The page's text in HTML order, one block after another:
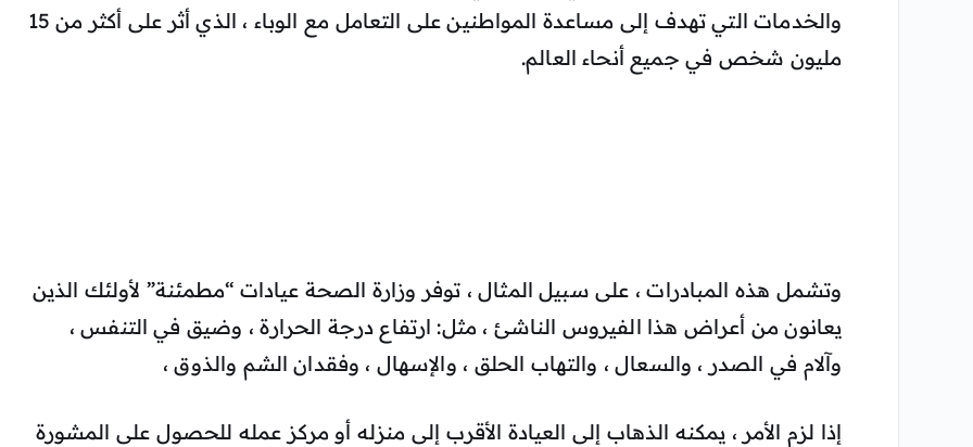
والخدمات التي تهدف إلى مساعدة المواطنين على التعامل مع الوباء ، الذي أثر على أكثر من 15
مليون شخص في جميع أنحاء العالم.
وتشمل هذه المبادرات ، على سبيل المثال ، توفر وزارة الصحة عيادات “مطمئنة” لأولئك الذين
يعانون من أعراض هذا الفيروس الناشئ ، مثل: ارتفاع درجة الحرارة ، وضيق في التنفس ،
وآلام في الصدر ، والسعال ، والتهاب الحلق ، والإسهال ، وفقدان الشم والذوق ،
إذا لزم الأمر ، يمكنه الذهاب إلى العيادة الأقرب إلى منزله أو مركز عمله للحصول على المشورة